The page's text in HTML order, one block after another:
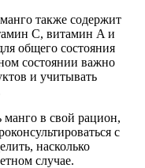
также содержит
C, витамин A и
общего состояния
состоянии важно
и учитывать
в свой рацион,
с
насколько
случае.